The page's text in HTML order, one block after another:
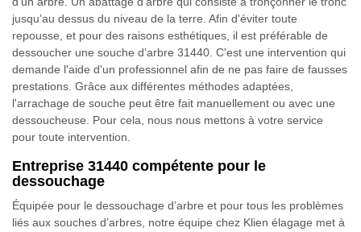
jusqu’au dessus du niveau de la terre. Afin d'éviter toute
repousse, et pour des raisons esthétiques, il est préférable de
dessoucher une souche d’arbre 31440. C'est une intervention qui
demande l'aide d'un professionnel afin de ne pas faire de fausses
prestations. Grâce aux différentes méthodes adaptées,
l'arrachage de souche peut être fait manuellement ou avec une
dessoucheuse. Pour cela, nous nous mettons à votre service
pour toute intervention.
Entreprise 31440 compétente pour le
dessouchage
Équipée pour le dessouchage d’arbre et pour tous les problèmes
liés aux souches d’arbres, notre équipe chez Klien élagage met à